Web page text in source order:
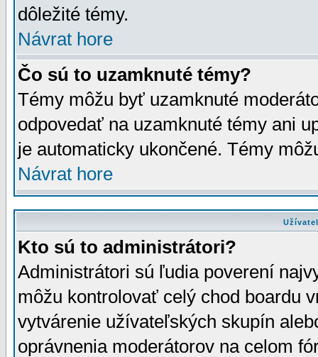
dôležité témy.
Návrat hore
Čo sú to uzamknuté témy?
Témy môžu byť uzamknuté
odpovedať na uzamknuté témy ani
je automaticky ukončené. Témy
Návrat hore
Kto sú to administrátori?
Administrátori sú ľudia poverení
môžu kontrolovať celý chod boardu
vytvárenie užívateľských skupín
oprávnenia moderátorov na celom